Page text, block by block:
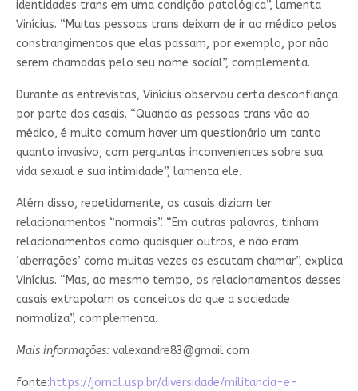
identidades trans em uma condição patológica”, lamenta
Vinícius. “Muitas pessoas trans deixam de ir ao médico pelos
constrangimentos que elas passam, por exemplo, por não
serem chamadas pelo seu nome social”, complementa.
Durante as entrevistas, Vinícius observou certa desconfiança
por parte dos casais. “Quando as pessoas trans vão ao
médico, é muito comum haver um questionário um tanto
quanto invasivo, com perguntas inconvenientes sobre sua
vida sexual e sua intimidade”, lamenta ele.
Além disso, repetidamente, os casais diziam ter
relacionamentos “normais”. “Em outras palavras, tinham
relacionamentos como quaisquer outros, e não eram
‘aberrações’ como muitas vezes os escutam chamar”, explica
Vinícius. “Mas, ao mesmo tempo, os relacionamentos desses
casais extrapolam os conceitos do que a sociedade
normaliza”, complementa.
Mais informações: valexandre83@gmail.com
fonte:https://jornal.usp.br/diversidade/militancia-e-